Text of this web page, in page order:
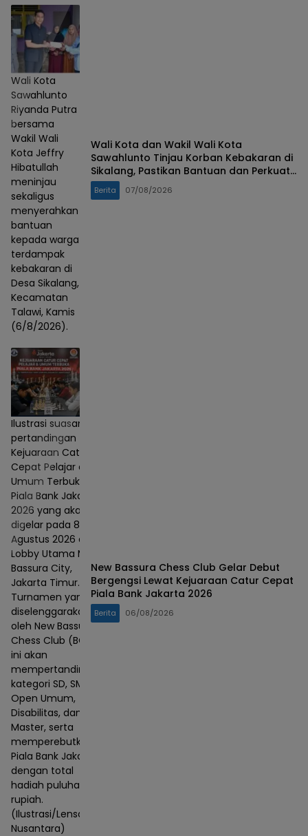
Wali Kota
Sawahlunto
Riyanda Putra
bersama
Wakil Wali
Kota Jeffry
Hibatullah
meninjau
sekaligus
menyerahkan
bantuan
kepada warga
terdampak
kebakaran di
Desa Sikalang,
Kecamatan
Talawi, Kamis
(6/8/2026).
Wali Kota dan Wakil Wali Kota
Sawahlunto Tinjau Korban Kebakaran di
Sikalang, Pastikan Bantuan dan Perkuat
Mitigasi Bencana
Berita 07/08/2026
Ilustrasi suasana
pertandingan
Kejuaraan Catur
Cepat Pelajar dan
Umum Terbuka
Piala Bank Jakarta
2026 yang akan
digelar pada 8–9
Agustus 2026 di
Lobby Utama Mall
Bassura City,
Jakarta Timur.
Turnamen yang
diselenggarakan
oleh New Bassura
Chess Club (BCC)
ini akan
mempertandingkan
kategori SD, SMP,
Open Umum,
Disabilitas, dan
Master, serta
memperebutkan
Piala Bank Jakarta
dengan total
hadiah puluhan juta
rupiah.
(Ilustrasi/Lensa
Nusantara)
New Bassura Chess Club Gelar Debut
Bergengsi Lewat Kejuaraan Catur Cepat
Piala Bank Jakarta 2026
Berita 06/08/2026